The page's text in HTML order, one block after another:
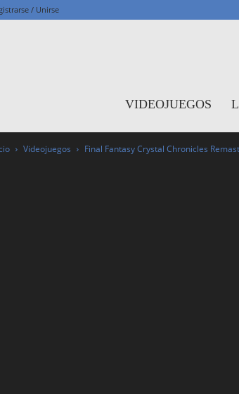
/ Unirse
VIDEOJUEGOS
Videojuegos Final Fantasy Crystal Chronicles